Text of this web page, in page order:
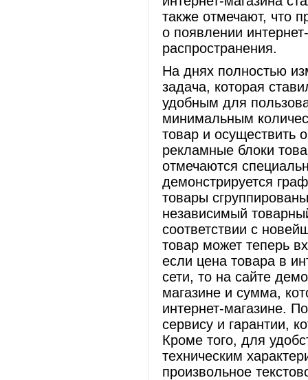
также отмечают, что
о появлении
распространения.
На днях полностью
задача, которая
удобным для
минимальным
товар и осуществить
рекламные блоки
отмечаются
демонстрируется
товары
независимый
соответствии с
товар может теперь
если цена товара в
сети, то на сайте
магазине и сумма,
интернет-магазине.
сервису и гарантии,
Кроме того, для
техническим
произвольное